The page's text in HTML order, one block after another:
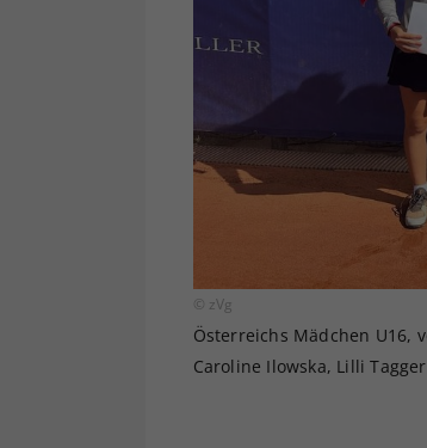
© zVg
Österreichs Mädchen U16,
Caroline Ilowska, Lilli